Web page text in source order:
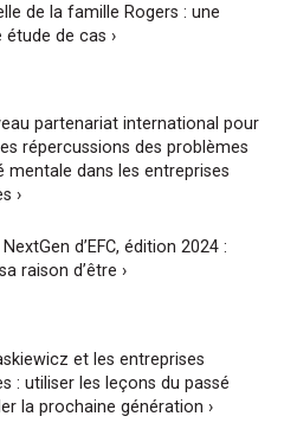
de la famille Rogers : une
étude de cas ›
partenariat international pour
répercussions des problèmes
mentale dans les entreprises
›
d’EFC, édition 2024 :
raison d’être ›
et les entreprises
: utiliser les leçons du passé
la prochaine génération ›